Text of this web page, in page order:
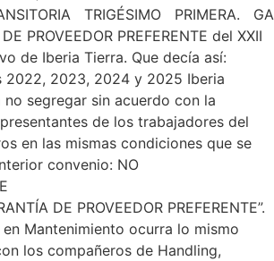
TRIGÉSIMO PRIMERA.
PROVEEDOR PREFERENTE del XXII
de Iberia Tierra. Que decía así:
2022, 2023, 2024 y 2025 Iberia
segregar sin acuerdo con la
de los trabajadores del
en las mismas condiciones que se
convenio: NO
DE PROVEEDOR PREFERENTE”.
Mantenimiento ocurra lo mismo
los compañeros de Handling,